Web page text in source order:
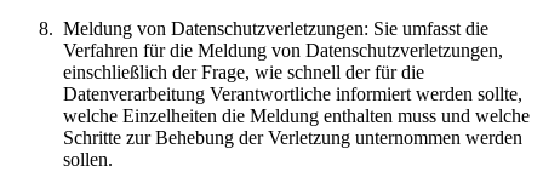
Meldung von Datenschutzverletzungen: Sie umfasst die
Verfahren für die Meldung von Datenschutzverletzungen,
einschließlich der Frage, wie schnell der für die
Datenverarbeitung Verantwortliche informiert werden sollte,
welche Einzelheiten die Meldung enthalten muss und welche
Schritte zur Behebung der Verletzung unternommen werden
sollen.